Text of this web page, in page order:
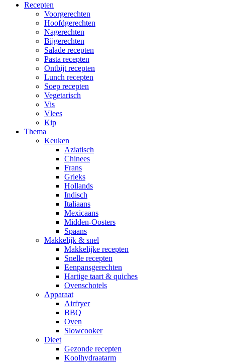
Recepten
Voorgerechten
Hoofdgerechten
Nagerechten
Bijgerechten
Salade recepten
Pasta recepten
Ontbijt recepten
Lunch recepten
Soep recepten
Vegetarisch
Vis
Vlees
Kip
Thema
Keuken
Aziatisch
Chinees
Frans
Grieks
Hollands
Indisch
Italiaans
Mexicaans
Midden-Oosters
Spaans
Makkelijk & snel
Makkelijke recepten
Snelle recepten
Eenpansgerechten
Hartige taart & quiches
Ovenschotels
Apparaat
Airfryer
BBQ
Oven
Slowcooker
Dieet
Gezonde recepten
Koolhydraatarm